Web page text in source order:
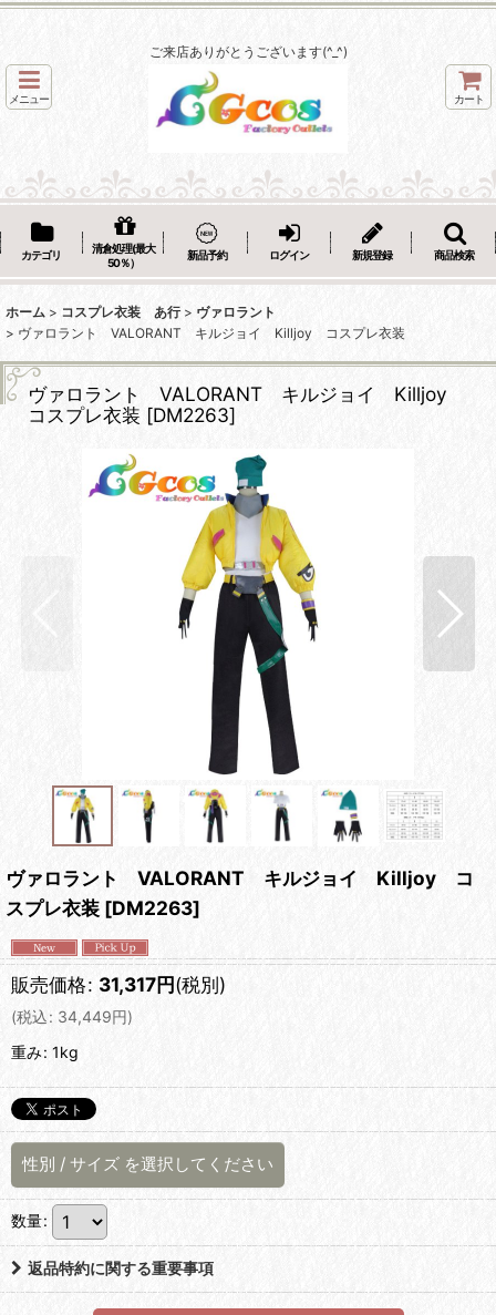
ご来店ありがとうございます(^_^)
メニュー カート
カテゴリ
清倉処理(最大
50％）
新品予約 ログイン 新規登録 商品検索
ホーム > コスプレ衣装 あ行 > ヴァロラント
> ヴァロラント VALORANT キルジョイ Killjoy コスプレ衣装
ヴァロラント VALORANT キルジョイ Killjoy
コスプレ衣装 [DM2263]
ヴァロラント VALORANT キルジョイ Killjoy コ
スプレ衣装 [DM2263]
販売価格: 31,317円(税別)
(税込: 34,449円)
重み: 1kg
性別 / サイズ を選択してください
数量:
返品特約に関する重要事項